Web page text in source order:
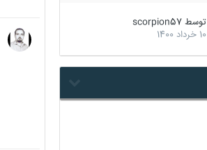
توسط scorpion57
10 خرداد 1400